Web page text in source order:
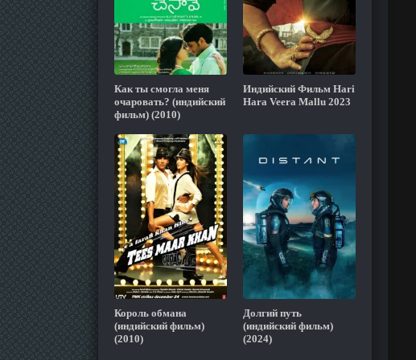
Как ты смогла меня
очаровать? (индийский
фильм) (2010)
Индийский Фильм Hari
Hara Veera Mallu 2023
Король обмана
(индийский фильм)
(2010)
Долгий путь
(индийский фильм)
(2024)